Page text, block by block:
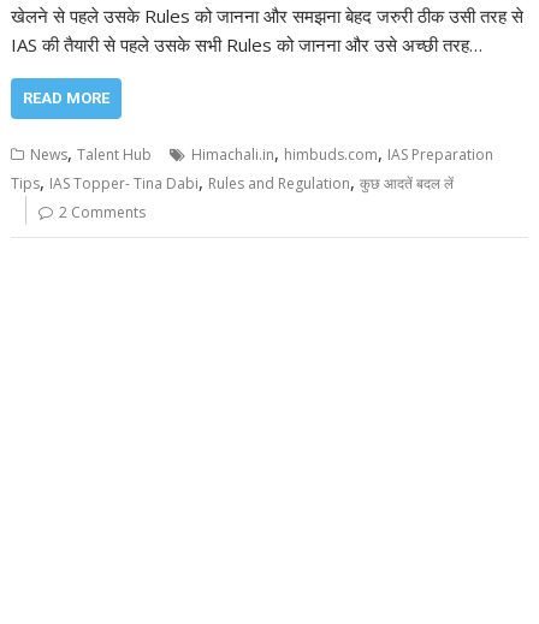
खेलने से पहले उसके Rules को जानना और समझना बेहद जरुरी ठीक उसी तरह से
IAS की तैयारी से पहले उसके सभी Rules को जानना और उसे अच्छी तरह…
READ MORE
News,Talent Hub Himachali.in, himbuds.com, IAS Preparation
Tips, IAS Topper- Tina Dabi, Rules and Regulation,कुछ आदतें बदल लें
2 Comments